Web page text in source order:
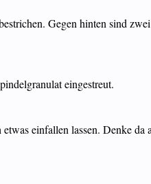
Gegen hinten sind
eingestreut.
einfallen lassen. Denke